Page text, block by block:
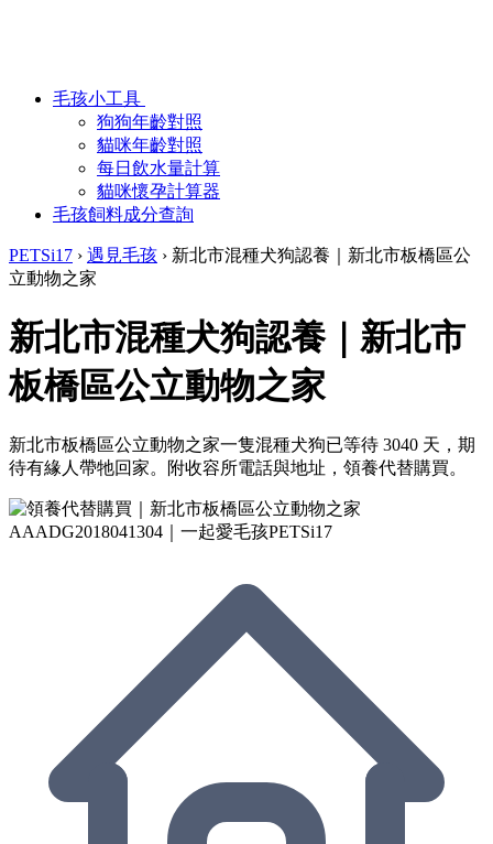
毛孩小工具
狗狗年齡對照
貓咪年齡對照
每日飲水量計算
貓咪懷孕計算器
毛孩飼料成分查詢
PETSi17 › 遇見毛孩 › 新北市混種犬狗認養｜新北市板橋區公
立動物之家
新北市混種犬狗認養｜新北市
板橋區公立動物之家
新北市板橋區公立動物之家一隻混種犬狗已等待 3040 天，期
待有緣人帶牠回家。附收容所電話與地址，領養代替購買。